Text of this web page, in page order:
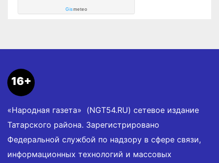
Gismeteo
16+
«Народная газета» (NGT54.RU) сетевое издание
Татарского района. Зарегистрировано
Федеральной службой по надзору в сфере связи,
информационных технологий и массовых